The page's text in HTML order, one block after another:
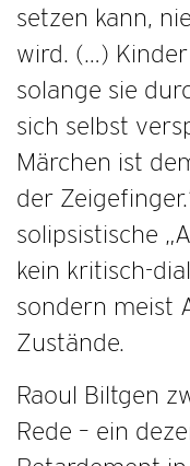
setzen kann,
wird. (…)
solange sie
sich selbst
Märchen ist
der
solipsistische
kein kritisch-
sondern meist
Zustände.
Raoul Biltgen
Rede – ein